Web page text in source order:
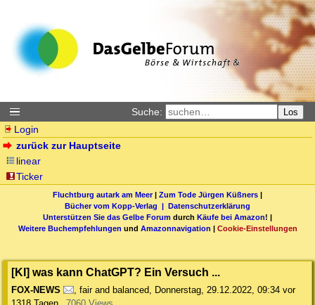
Suche: Los
Login
zurück zur Hauptseite
linear
Ticker
Fluchtburg autark am Meer| Zum Tode Jürgen Küßners |
Bücher vom Kopp-Verlag | Datenschutzerklärung
Unterstützen Sie das Gelbe Forum durch Käufe bei Amazon! |
Weitere Buchempfehlungen und Amazonnavigation | Cookie-Einstellungen
[KI] was kann ChatGPT? Ein Versuch ...
FOX-NEWS , fair and balanced, Donnerstag, 29.12.2022, 09:34 vor